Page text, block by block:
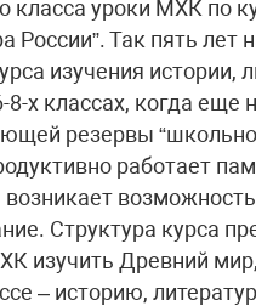
класса уроки МХК по
России”. Так пять лет
изучения
х классах, когда еще
резервы
работает
Структура курса
изучить Древний
– историю,